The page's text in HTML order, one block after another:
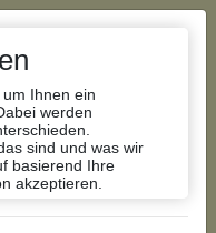
Ihnen ein
werden
sind und was wir
basierend Ihre
akzeptieren.
Restaurierung